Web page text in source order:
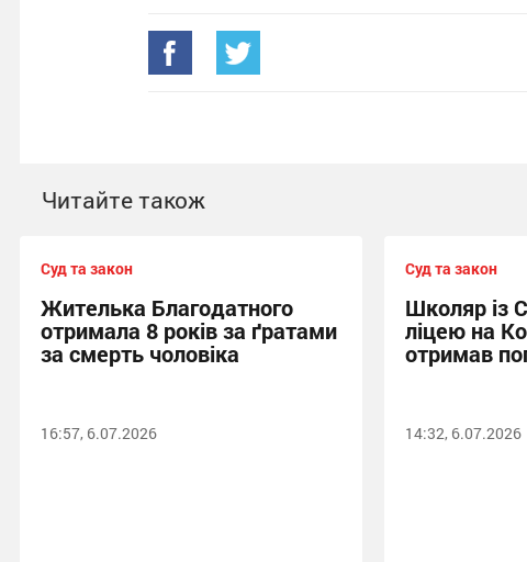
Читайте також
Суд та закон
Жителька Благодатного
отримала 8 років за ґратами
за смерть чоловіка
16:57, 6.07.2026
Суд та закон
Школяр із
ліцею на
отримав
14:32, 6.07.2026